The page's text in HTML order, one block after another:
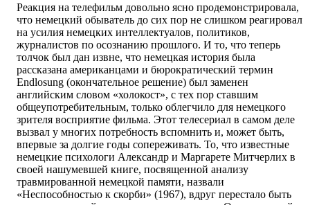
Реакция на телефильм довольно ясно продемонстрировала,
что немецкий обыватель до сих пор не слишком реагировал
на усилия немецких интеллектуалов, политиков,
журналистов по осознанию прошлого. И то, что теперь
толчок был дан извне, что немецкая история была
рассказана американцами и бюрократический термин
Endlosung (окончательное решение) был заменен
английским словом «холокост», с тех пор ставшим
общеупотребительным, только облегчило для немецкого
зрителя восприятие фильма. Этот телесериал в самом деле
вызвал у многих потребность вспомнить и, может быть,
впервые за долгие годы сопереживать. То, что известные
немецкие психологи Александр и Маргарете Митчерлих в
своей нашумевшей книге, посвященной анализу
травмированной немецкой памяти, назвали
«Неспособностью к скорби» (1967), вдруг перестало быть